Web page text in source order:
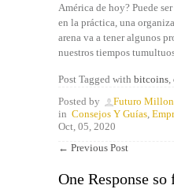
América de hoy? Puede
en la práctica, una
arena va a tener algunos
nuestros tiempos
Post Tagged with bitcoins,
Posted by
Futuro
in Consejos Y Guías,
Oct, 05, 2020
← Previous Post
One Response so